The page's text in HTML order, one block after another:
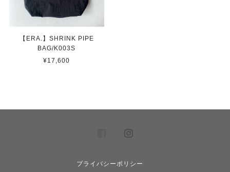
【ERA.】SHRINK PIPE
BAG/K003S
¥17,600
プライバシーポリシー